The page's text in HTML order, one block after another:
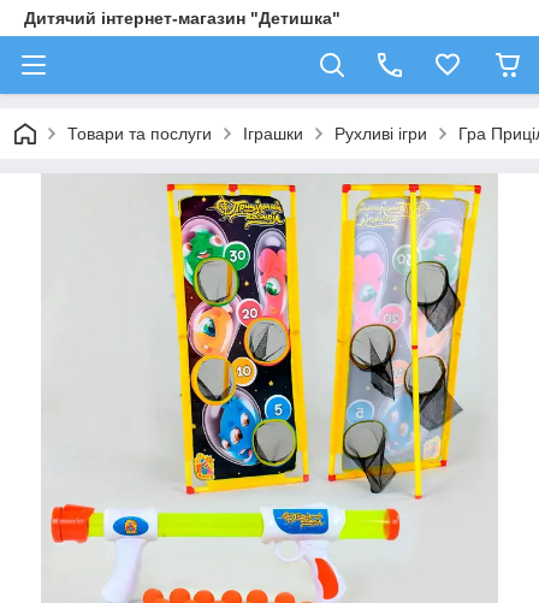
Дитячий інтернет-магазин "Детишка"
Товари та послуги Іграшки Рухливі ігри Гра